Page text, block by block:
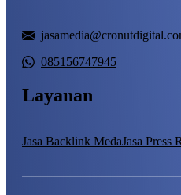
085156747945
Layanan
Jasa Backlink MedaJasa Press